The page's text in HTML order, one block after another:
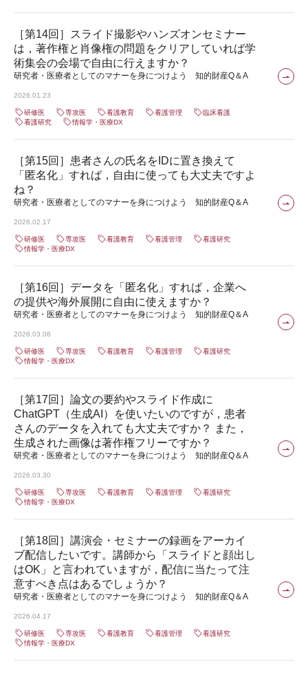
［第14回］スライド撮影やハンズオンセミナー
は，著作権と肖像権の問題をクリアしていれば学
術集会の会場で自由に行えますか？
研究者・医療者としてのマナーを身につけよう 知的財産Q＆A
2026.01.23
研修医 専攻医 看護教育 看護管理
臨床看護
看護研究
情報学・医療DX
［第15回］患者さんの氏名をIDに置き換えて
「匿名化」すれば，自由に使っても大丈夫ですよ
ね？
研究者・医療者としてのマナーを身につけよう 知的財産Q＆A
2026.02.17
研修医 専攻医 看護教育 看護管理
看護研究
情報学・医療DX
［第16回］データを「匿名化」すれば，企業へ
の提供や海外展開に自由に使えますか？
研究者・医療者としてのマナーを身につけよう 知的財産Q＆A
2026.03.06
研修医 専攻医 看護教育 看護管理
看護研究
情報学・医療DX
［第17回］論文の要約やスライド作成に
ChatGPT（生成AI）を使いたいのですが，患者
さんのデータを入れても大丈夫ですか？ また，
生成された画像は著作権フリーですか？
研究者・医療者としてのマナーを身につけよう 知的財産Q＆A
2026.03.30
研修医 専攻医 看護教育 看護管理
看護研究
情報学・医療DX
［第18回］講演会・セミナーの録画をアーカイ
ブ配信したいです。講師から「スライドと顔出し
はOK」と言われていますが，配信に当たって注
意すべき点はあるでしょうか？
研究者・医療者としてのマナーを身につけよう 知的財産Q＆A
2026.04.17
研修医 専攻医 看護教育 看護管理
看護研究
情報学・医療DX